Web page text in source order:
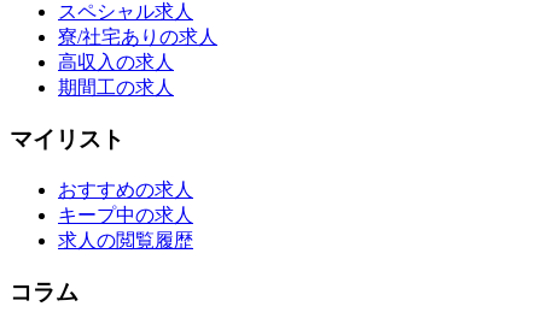
スペシャル求人
寮/社宅ありの求人
高収入の求人
期間工の求人
マイリスト
おすすめの求人
キープ中の求人
求人の閲覧履歴
コラム